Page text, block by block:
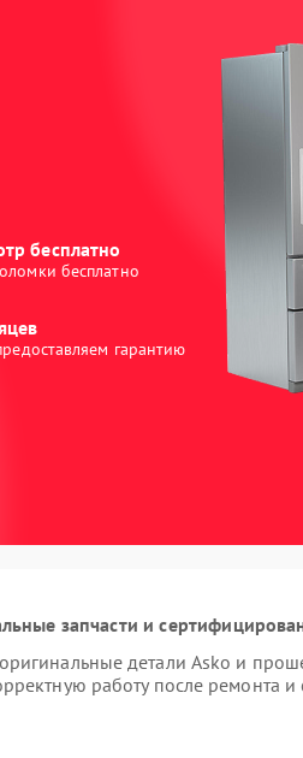
бесплатно
бесплатно
гарантию
запчасти и
детали Asko и
работу после ремонта